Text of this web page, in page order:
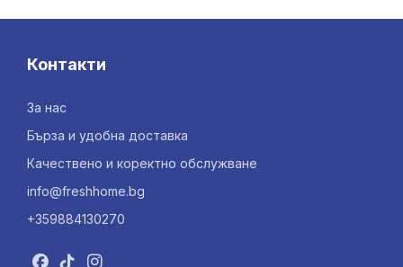
Контакти
За нас
Бърза и удобна доставка
Качествено и коректно обслужване
info@freshhome.bg
+359884130270